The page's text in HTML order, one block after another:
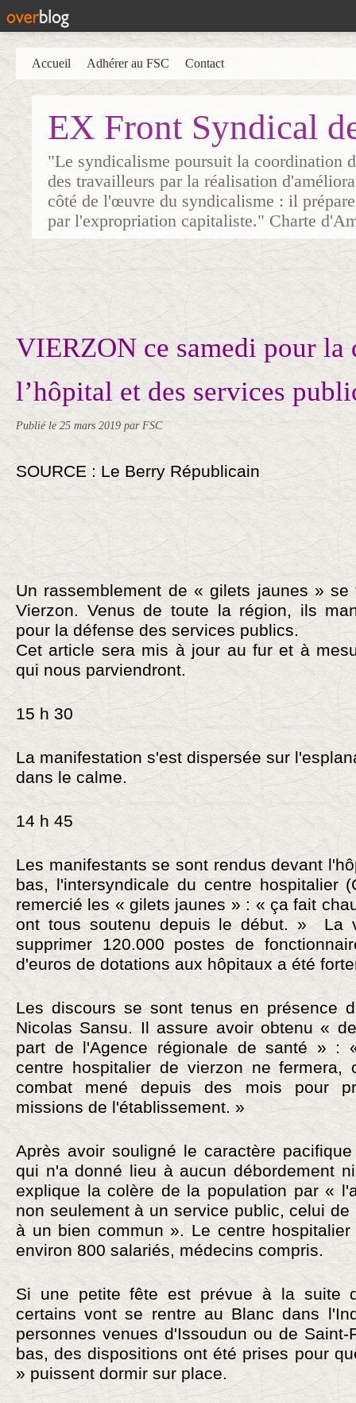
EX Front Syndical
"Le syndicalisme poursuit la coordination
des travailleurs par la réalisation
côté de l'œuvre du syndicalisme : il
par l'expropriation capitaliste." Charte
Accueil Adhérer au FSC Contact
VIERZON ce samedi pour la
l’hôpital et des services
Publié le 25 mars 2019 par FSC
SOURCE : Le Berry Républicain
Un rassemblement de « gilets jaunes » se
Vierzon. Venus de toute la région, ils
pour la défense des services publics.
Cet article sera mis à jour au fur et à
qui nous parviendront.
15 h 30
La manifestation s'est dispersée sur
dans le calme.
14 h 45
Les manifestants se sont rendus devant
bas, l'intersyndicale du centre hospitalier
remercié les « gilets jaunes » : « ça fait
ont tous soutenu depuis le début. » La
supprimer 120.000 postes de
d'euros de dotations aux hôpitaux a été
Les discours se sont tenus en présence
Nicolas Sansu. Il assure avoir obtenu «
part de l'Agence régionale de santé » :
centre hospitalier de vierzon ne fermera,
combat mené depuis des mois pour
missions de l'établissement. »
Après avoir souligné le caractère
qui n'a donné lieu à aucun débordement
explique la colère de la population par «
non seulement à un service public, celui
à un bien commun ». Le centre
environ 800 salariés, médecins compris.
Si une petite fête est prévue à la suite
certains vont se rentre au Blanc dans
personnes venues d'Issoudun ou de Saint-
bas, des dispositions ont été prises pour
» puissent dormir sur place.